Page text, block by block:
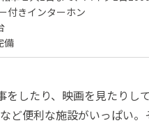
付きインターホン
備
したり、映画を見たりし
ど便利な施設がいっぱい